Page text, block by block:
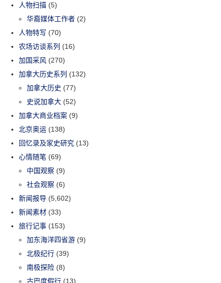
人物扫描 (5)
华裔媒体工作者 (2)
人物特写 (70)
农场访谈系列 (16)
加国采风 (270)
加拿大历史系列 (132)
加拿大历史 (77)
史说加拿大 (52)
加拿大商业档案 (9)
北京奥运 (138)
回忆录及家史研究 (13)
心情随笔 (69)
中国观察 (9)
社会观察 (6)
新闻报导 (5,602)
新闻素材 (33)
旅行记事 (153)
加东海洋四省游 (9)
北极纪行 (39)
南极探险 (8)
古巴度假行 (13)